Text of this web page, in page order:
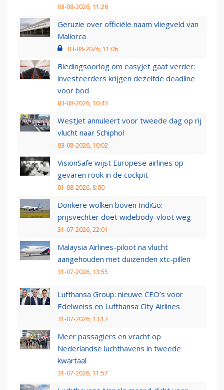
03-08-2026, 11:26
Geruzie over officiële naam vliegveld van
Mallorca
03-08-2026, 11:06
Biedingsoorlog om easyJet gaat verder:
investeerders krijgen dezelfde deadline
voor bod
03-08-2026, 10:43
WestJet annuleert voor tweede dag op rij
vlucht naar Schiphol
03-08-2026, 10:02
VisionSafe wijst Europese airlines op
gevaren rook in de cockpit
01-08-2026, 8:00
Donkere wolken boven IndiGo:
prijsvechter doet widebody-vloot weg
31-07-2026, 22:01
Malaysia Airlines-piloot na vlucht
aangehouden met duizenden xtc-pillen
31-07-2026, 13:55
Lufthansa Group: nieuwe CEO’s voor
Edelweiss en Lufthansa City Airlines
31-07-2026, 13:17
Meer passagiers en vracht op
Nederlandse luchthavens in tweede
kwartaal
31-07-2026, 11:57